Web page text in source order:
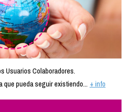
Usuarios Colaboradores.
que pueda seguir existiendo... + info